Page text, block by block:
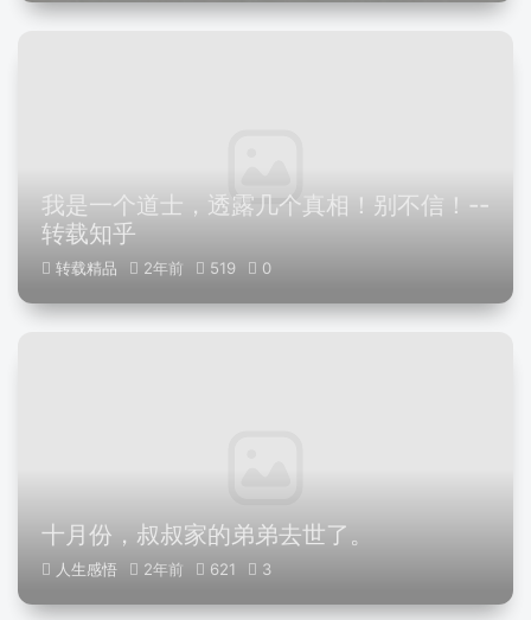
我是一个道士，透露几个真相！别不信！--
转载知乎
转载精品 2年前
十月份，叔叔家的弟弟去世了。
人生感悟 2年前